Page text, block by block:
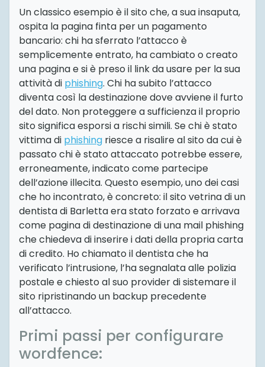
Un classico esempio è il sito che, a sua insaputa,
ospita la pagina finta per un pagamento
bancario: chi ha sferrato l’attacco è
semplicemente entrato, ha cambiato o creato
una pagina e si è preso il link da usare per la sua
attività di phishing. Chi ha subito l’attacco
diventa così la destinazione dove avviene il furto
del dato. Non proteggere a sufficienza il proprio
sito significa esporsi a rischi simili. Se chi è stato
vittima di phishing riesce a risalire al sito da cui è
passato chi è stato attaccato potrebbe essere,
erroneamente, indicato come partecipe
dell’azione illecita. Questo esempio, uno dei casi
che ho incontrato, è concreto: il sito vetrina di un
dentista di Barletta era stato forzato e arrivava
come pagina di destinazione di una mail phishing
che chiedeva di inserire i dati della propria carta
di credito. Ho chiamato il dentista che ha
verificato l’intrusione, l’ha segnalata alle polizia
postale e chiesto al suo provider di sistemare il
sito ripristinando un backup precedente
all’attacco.
Primi passi per configurare
wordfence: